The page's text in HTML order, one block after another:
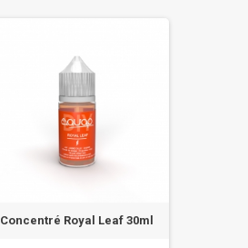
Concentré Royal Leaf 30ml